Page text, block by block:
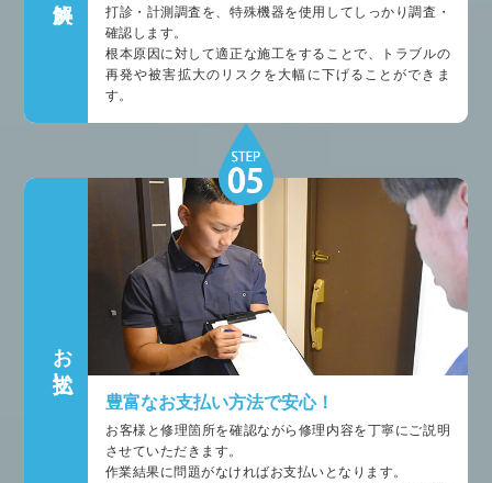
打診・計測調査を、特殊機器を使用してしっかり調査・
確認します。
根本原因に対して適正な施工をすることで、トラブルの
再発や被害拡大のリスクを大幅に下げることができま
す。
お支払い
豊富なお支払い方法で安心！
お客様と修理箇所を確認ながら修理内容を丁寧にご説明
させていただきます。
作業結果に問題がなければお支払いとなります。